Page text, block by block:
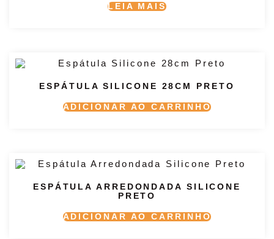
LEIA MAIS
ESPÁTULA SILICONE 28CM PRETO
ADICIONAR AO CARRINHO
ESPÁTULA ARREDONDADA SILICONE
PRETO
ADICIONAR AO CARRINHO